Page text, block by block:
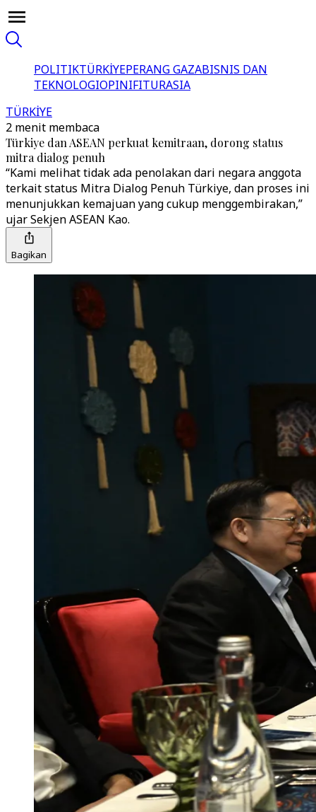
POLITIKTÜRKİYEPERANG GAZABISNIS DAN
TEKNOLOGIOPINIFITURASIA
TÜRKİYE
2 menit membaca
Türkiye dan ASEAN perkuat kemitraan, dorong status
mitra dialog penuh
“Kami melihat tidak ada penolakan dari negara anggota
terkait status Mitra Dialog Penuh Türkiye, dan proses ini
menunjukkan kemajuan yang cukup menggembirakan,”
ujar Sekjen ASEAN Kao.
Bagikan